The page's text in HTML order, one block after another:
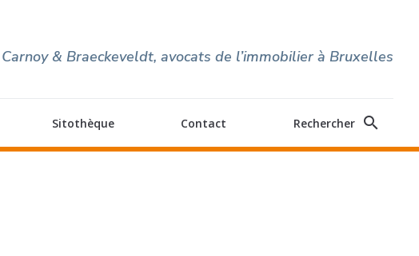
Carnoy & Braeckeveldt, avocats de l’immobilier à Bruxelles
Sitothèque Contact Rechercher search